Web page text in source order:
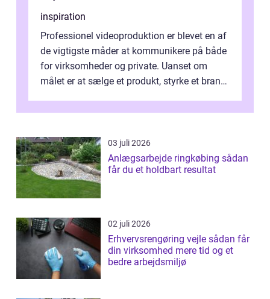
inspiration
Professionel videoproduktion er blevet en af
de vigtigste måder at kommunikere på både
for virksomheder og private. Uanset om
målet er at sælge et produkt, styrke et brand,
03 juli 2026
Anlægsarbejde ringkøbing sådan
får du et holdbart resultat
02 juli 2026
Erhvervsrengøring vejle sådan får
din virksomhed mere tid og et
bedre arbejdsmiljø